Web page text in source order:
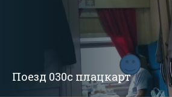
Поезд 030с плацкарт